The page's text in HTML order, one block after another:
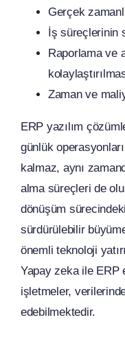
Gerçek
İş süreçlerinin
Raporlama ve
Zaman ve
ERP yazılım
günlük
kalmaz, aynı
alma süreçleri de
dönüşüm
sürdürülebilir
önemli teknoloji
Yapay zeka ile ERP
işletmeler,
edebilmektedir.